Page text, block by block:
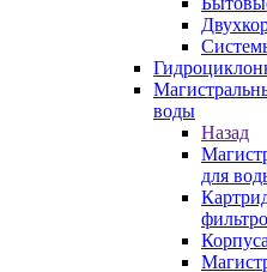
воды
Назад
для